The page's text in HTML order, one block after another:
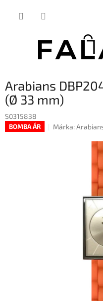
Arabians
(Ø 33 mm)
S0315838
BOMBA ÁR Márka: